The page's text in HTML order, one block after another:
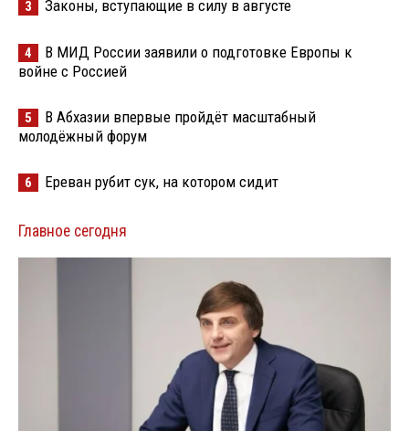
3 Законы, вступающие в силу в августе
4
В МИД России заявили о подготовке Европы к
войне с Россией
5
В Абхазии впервые пройдёт масштабный
молодёжный форум
6 Ереван рубит сук, на котором сидит
Главное сегодня